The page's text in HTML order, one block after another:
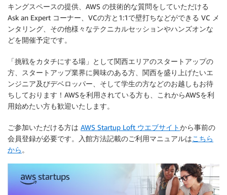
キングスペースの提供、AWS の技術的な質問をしていただける
Ask an Expert コーナー、VCの方と1:1で壁打ちなどができる VC メ
ンタリング、その他様々なテクニカルセッションやハンズオンな
どを開催予定です。
「挑戦をカタチにする場」として関西エリアのスタートアップの
方、スタートアップ業界に興味のある方、関西を盛り上げたいエ
ンジニア及びデベロッパー、そして学生の方などのお越しもお待
ちしております！AWSを利用されている方も、これからAWSを利
用始めたい方も歓迎いたします。
ご参加いただける方は AWS Startup Loft ウエブサイトから事前の
会員登録が必要です。入館方法記載のご利用マニュアルはこちら
から 。